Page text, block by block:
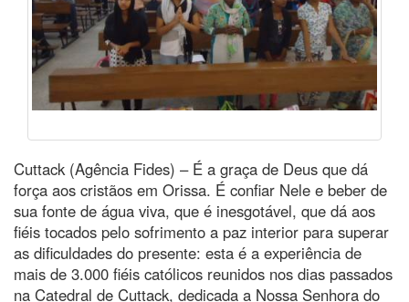
Cuttack (Agência Fides) – É a graça de Deus que dá
força aos cristãos em Orissa. É confiar Nele e beber de
sua fonte de água viva, que é inesgotável, que dá aos
fiéis tocados pelo sofrimento a paz interior para superar
as dificuldades do presente: esta é a experiência de
mais de 3.000 fiéis católicos reunidos nos dias passados
na Catedral de Cuttack, dedicada a Nossa Senhora do